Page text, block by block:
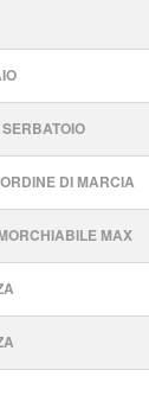
DI MARCIA
MAX